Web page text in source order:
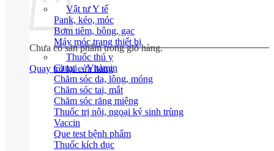
Chưa có sản phẩm trong giỏ hàng.
Quay trở lại cửa hàng
Vật tư Y tế
Pank, kéo, móc
Bơm tiêm, bông, gạc
Máy móc trang thiết bị
Thuốc thú y
Canxi – Vitamin
Chăm sóc da, lông, móng
Chăm sóc tai, mắt
Chăm sóc răng miệng
Thuốc trị nội, ngoại ký sinh trùng
Vaccin
Que test bệnh phẩm
Thuốc kích dục